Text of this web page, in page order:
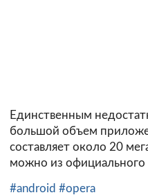
Единственным
большой объем
составляет около 20
можно из официального
#android #opera